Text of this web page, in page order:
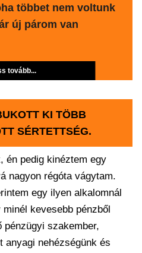
többet nem voltunk
új párom van
tovább...
KI TÖBB
SÉRTETTSÉG.
én pedig kinéztem egy
nagyon régóta vágytam.
egy ilyen alkalomnál
kevesebb pénzből
pénzügyi szakember,
anyagi nehézségünk és